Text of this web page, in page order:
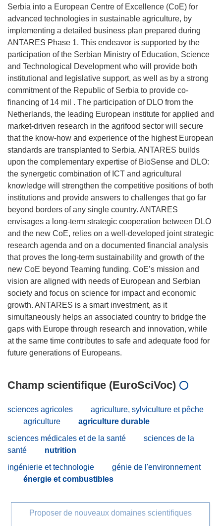
Serbia into a European Centre of Excellence (CoE) for
advanced technologies in sustainable agriculture, by
implementing a detailed business plan prepared during
ANTARES Phase 1. This endeavor is supported by the
participation of the Serbian Ministry of Education, Science
and Technological Development who will provide both
institutional and legislative support, as well as by a strong
commitment of the Republic of Serbia to provide co-
financing of 14 mil . The participation of DLO from the
Netherlands, the leading European institute for applied and
market-driven research in the agrifood sector will secure
that the know-how and experience of the highest European
standards are transplanted to Serbia. ANTARES builds
upon the complementary expertise of BioSense and DLO:
the synergetic combination of ICT and agricultural
knowledge will strengthen the competitive positions of both
institutions and provide answers to challenges that go far
beyond borders of any single country. ANTARES
envisages a long-term strategic cooperation between DLO
and the new CoE, relies on a well-developed joint strategic
research agenda and on a documented financial analysis
that proves the long-term sustainability and growth of the
new CoE beyond Teaming funding. CoE’s mission and
vision are aligned with needs of European and Serbian
society and focus on science for impact and economic
growth. ANTARES is a smart investment, as it
simultaneously helps an associated country to bridge the
gaps with Europe through research and innovation, while
at the same time contributes to safe and adequate food for
Champ scientifique (EuroSciVoc)
sciences agricoles
agriculture, sylviculture et pêche
agriculture
agriculture durable
sciences médicales et de la santé
sciences de la
santé
nutrition
ingénierie et technologie
génie de l'environnement
énergie et combustibles
Proposer de nouveaux domaines scientifiques